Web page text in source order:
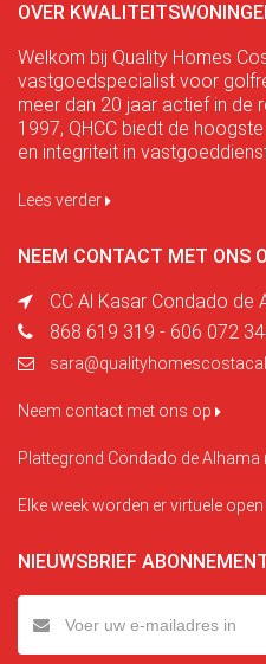
OVER
Welkom bij Quality Homes
vastgoedspecialist voor
meer dan 20 jaar actief in de
1997, QHCC biedt de
en integriteit in
Lees verder
NEEM CONTACT MET ONS
CC Al Kasar Condado de
868 619 319 - 606 072
Neem contact met ons op
Plattegrond Condado de Alhama
Elke week worden er virtuele
NIEUWSBRIEF